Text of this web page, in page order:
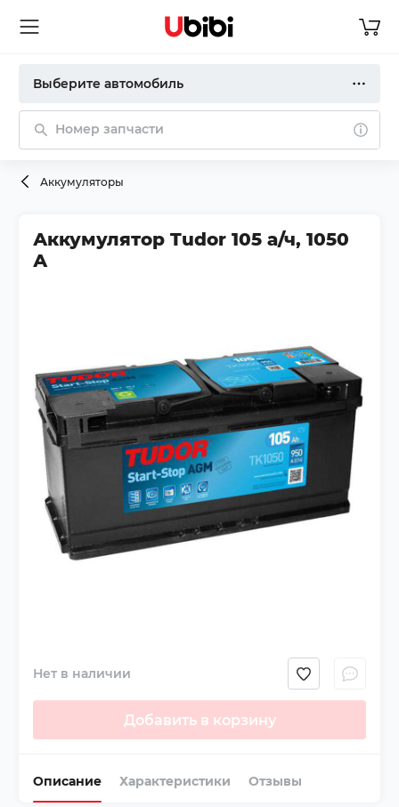
Выберите автомобиль
Номер запчасти
Аккумуляторы
Аккумулятор Tudor 105 а/ч, 1050
А
Нет в наличии
Добавить в корзину
Описание Характеристики Отзывы